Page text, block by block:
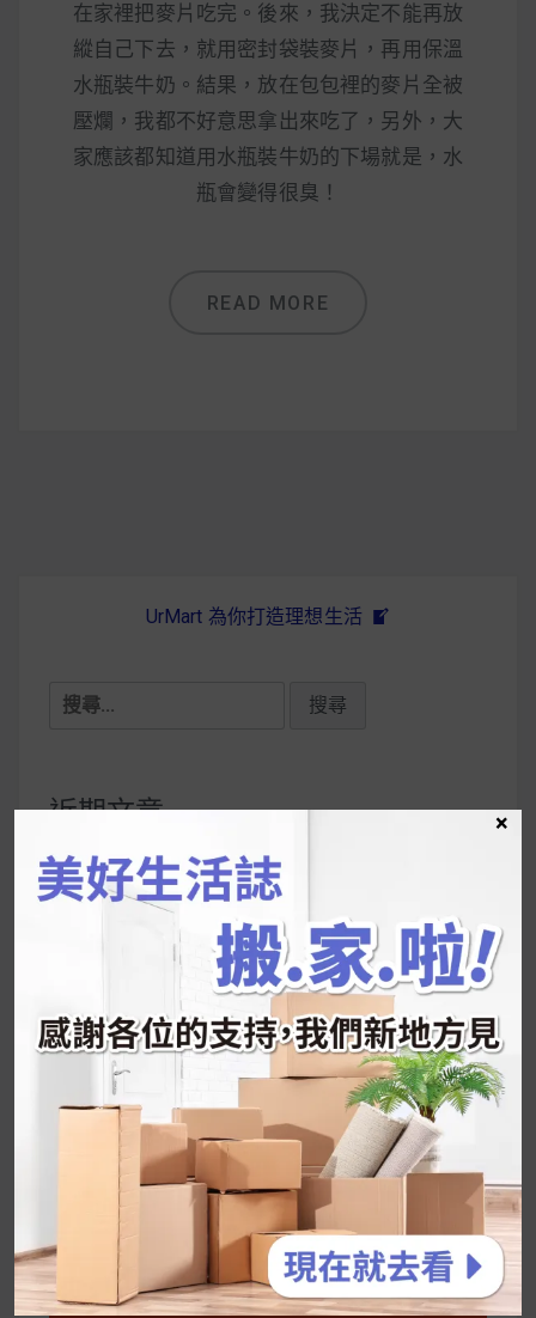
減醣食材推薦
減醣料理食譜
在家裡把麥片吃完。後來，我決定不能再放
縱自己下去，就用密封袋裝麥片，再用保溫
水瓶裝牛奶。結果，放在包包裡的麥片全被
壓爛，我都不好意思拿出來吃了，另外，大
家應該都知道用水瓶裝牛奶的下場就是，水
瓶會變得很臭！
READ MORE
UrMart 為你打造理想生活
搜
鍵
近期文章
韓國人為什麼不容易胖？
推的MZ Diet ！
好吃的蛋白點心還有好玩的運動小遊戲！今年過
年已經等不及帶這盒跟我的親戚、朋友們一起分
享～
2026 過年禮盒推薦｜五款百元健康伴手禮
停用猛健樂後會反彈嗎？作用解析＋停藥後體重
維持全攻略
公主營養師：飲食改變也是能快樂執行的！6 個
你一定要知道的技巧
×